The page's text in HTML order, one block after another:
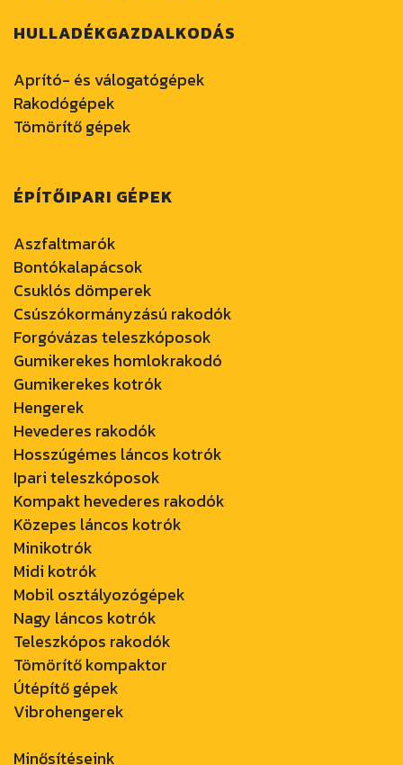
HULLADÉKGAZDALKODÁS
Aprító- és válogatógépek
Rakodógépek
Tömörítő gépek
ÉPÍTŐIPARI GÉPEK
Aszfaltmarók
Bontókalapácsok
Csuklós dömperek
Csúszókormányzású rakodók
Forgóvázas teleszkóposok
Gumikerekes homlokrakodó
Gumikerekes kotrók
Hengerek
Hevederes rakodók
Hosszúgémes láncos kotrók
Ipari teleszkóposok
Kompakt hevederes rakodók
Közepes láncos kotrók
Minikotrók
Midi kotrók
Mobil osztályozógépek
Nagy láncos kotrók
Teleszkópos rakodók
Tömörítő kompaktor
Útépítő gépek
Vibrohengerek
Minősítéseink